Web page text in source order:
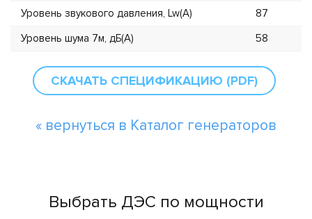
Уровень звукового давления, Lw(А)
87
Уровень шума 7м, дБ(А)
58
СКАЧАТЬ СПЕЦИФИКАЦИЮ (PDF)
« вернуться в Каталог генераторов
Выбрать ДЭС по мощности